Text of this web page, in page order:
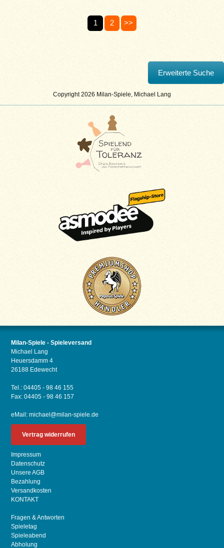
Copyright 2026 Milan-Spiele, Michael Lang
1 2 >>
Milan-Spiele - Spieleversand
Michael Lang
Heuersdamm 4
26188 Edewecht
Tel.: 04405 - 98 46 155
Fax: 04405 - 98 46 157
eMail:michael@milan-spiele.de
Vertrag widerrufen
Impressum
Datenschutz
Unsere AGB
Bezahlung
Versandkosten
KONTAKT
Fragen & Antworten
Spieletag
Spieleabend
Abholung